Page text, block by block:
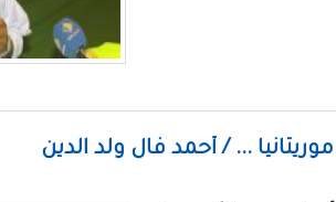
... / أحمد فال ولد الدين